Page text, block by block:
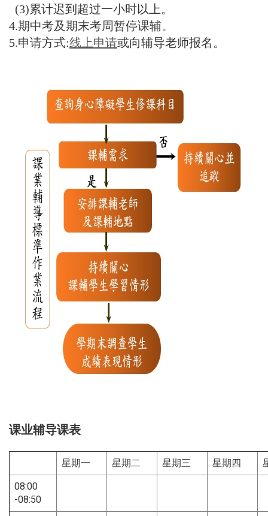
(3)累计迟到超过一小时以上。
4.期中考及期末考周暂停课辅。
5.申请方式:线上申请或向辅导老师报名。
课业辅导课表
星期一 星期二 星期三 星期四
08:00
-08:50